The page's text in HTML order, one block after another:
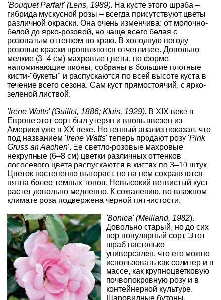
'Bouquet Parfait' (Lens, 1989). На кусте этого шраба –
гибрида мускусной розы – всегда присутствуют цветы
различной окраски. Она очень изменчива: от молочно-
белой до ярко-розовой, но чаще всего белая с
розоватым оттенком по краю. В холодную погоду
розовые краски проявляются отчетливее. Довольно
мелкие (3–4 см) махровые цветы, по форме
напоминающие пионы, собраны в большие плотные
кисти-"букеты" и распускаются по всей высоте куста в
течение всего сезона. Сам куст прямостоячий, с ярко-
зеленой листвой.
'Irene Watts' (Guillot, 1886; Kluis, 1929). В XIX веке в
Европе этот сорт был утерян и вновь ввезен из
Америки уже в ХХ веке. Но генный анализ показал, что
под названием 'Irene Watts' теперь продают розу 'Pink
Gruss an Aachen'. Ее светло-розовые махровые
некрупные (6–8 см) цветки различных оттенков
лососевого цвета распускаются в кистях по 3–10 штук.
Цветок постепенно выгорает, но на нем сохраняются
пятна более темных тонов. Невысокий ветвистый куст
растет довольно медленно. К сожалению, во влажном
климате роза подвержена черной пятнистости.
'Bonica' (Meilland, 1982).
Довольно старый, но до сих
пор популярный сорт. Этот
шраб настолько
универсален, что его можно
использовать как солитер и в
массе, как крупноцветковую
почвопокровную розу и в
контейнерной культуре.
Шаровидные бутоны,